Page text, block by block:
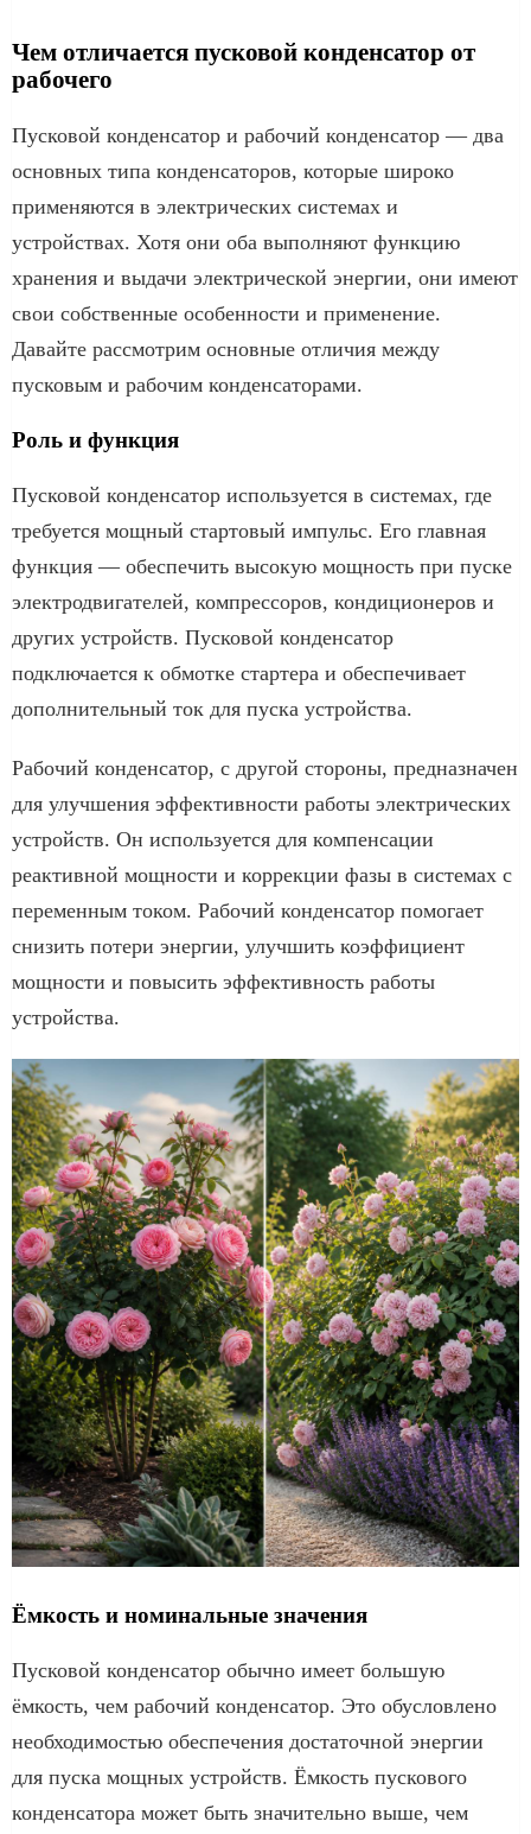
Чем отличается пусковой конденсатор от
рабочего
Пусковой конденсатор и рабочий конденсатор — два
основных типа конденсаторов, которые широко
применяются в электрических системах и
устройствах. Хотя они оба выполняют функцию
хранения и выдачи электрической энергии, они имеют
свои собственные особенности и применение.
Давайте рассмотрим основные отличия между
пусковым и рабочим конденсаторами.
Роль и функция
Пусковой конденсатор используется в системах, где
требуется мощный стартовый импульс. Его главная
функция — обеспечить высокую мощность при пуске
электродвигателей, компрессоров, кондиционеров и
других устройств. Пусковой конденсатор
подключается к обмотке стартера и обеспечивает
дополнительный ток для пуска устройства.
Рабочий конденсатор, с другой стороны, предназначен
для улучшения эффективности работы электрических
устройств. Он используется для компенсации
реактивной мощности и коррекции фазы в системах с
переменным током. Рабочий конденсатор помогает
снизить потери энергии, улучшить коэффициент
мощности и повысить эффективность работы
устройства.
Ёмкость и номинальные значения
Пусковой конденсатор обычно имеет большую
ёмкость, чем рабочий конденсатор. Это обусловлено
необходимостью обеспечения достаточной энергии
для пуска мощных устройств. Ёмкость пускового
конденсатора может быть значительно выше, чем